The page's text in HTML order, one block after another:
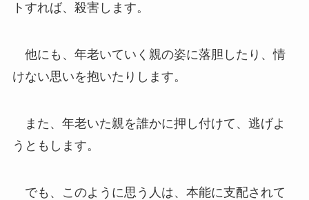
トすれば、殺害します。
他にも、年老いていく親の姿に落胆したり、情
けない思いを抱いたりします。
また、年老いた親を誰かに押し付けて、逃げよ
うともします。
でも、このように思う人は、本能に支配されて